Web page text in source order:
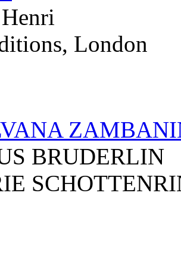
London
BRUDERLIN